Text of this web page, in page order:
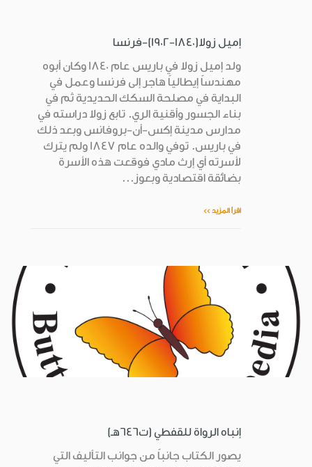
إميل زولا(1840-1902)-فرنسا
ولد إميل زولا في باريس عام 1840 وكان أبوه
مهندساً إيطالياً هاجر إلى فرنسا وعمل في
البداية في مصلحة السكك الحديدية ثم في
بناء الجسور وأقنية الري. تابع زولا دراسته في
مدارس مدينة إكس-أن-بروفانس وبعد ذلك
في باريس. توفي والده عام 1847 ولم يترك
لأسرته أي إرث مادي فوقعت هذه الأسرة
بضائقة اقتصادية وبعوز...
اقرأ المزيد >>
إنباه الرواة للقفطي (ت646هـ)
يصور الكتاب جانباً من جوانب التأليف التي